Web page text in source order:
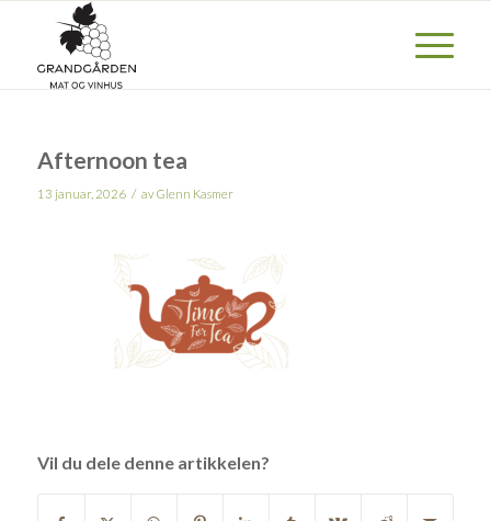
Afternoon tea
13 januar, 2026 / avGlenn Kasmer
Vil du dele denne artikkelen?